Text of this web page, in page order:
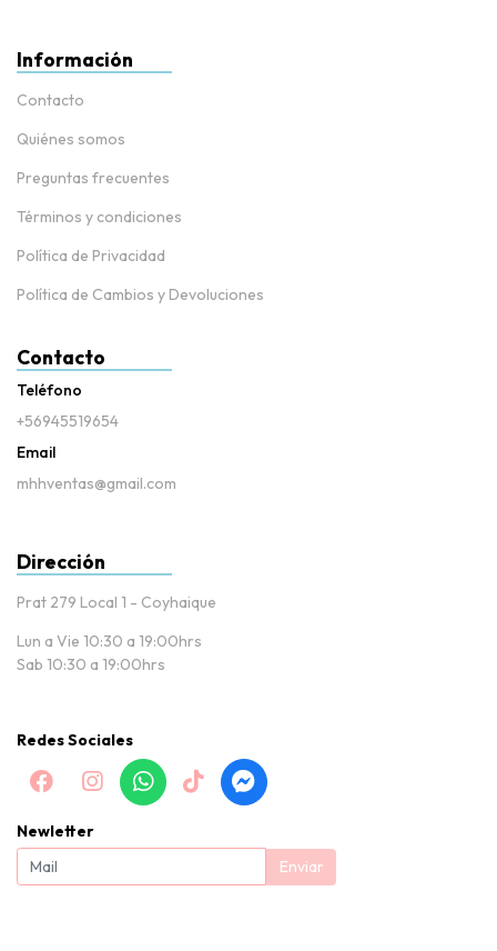
Información
Contacto
Quiénes somos
Preguntas frecuentes
Términos y condiciones
Política de Privacidad
Política de Cambios y Devoluciones
Contacto
Teléfono
+56945519654
Email
mhhventas@gmail.com
Dirección
Prat 279 Local 1 - Coyhaique
Lun a Vie 10:30 a 19:00hrs
Sab 10:30 a 19:00hrs
Redes Sociales
Newletter
Enviar